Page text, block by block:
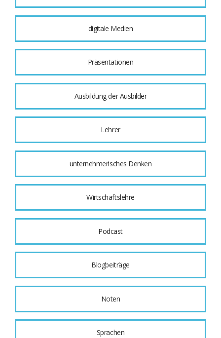
digitale Medien
Präsentationen
Ausbildung der Ausbilder
Lehrer
unternehmerisches Denken
Wirtschaftslehre
Podcast
Blogbeiträge
Noten
Sprachen